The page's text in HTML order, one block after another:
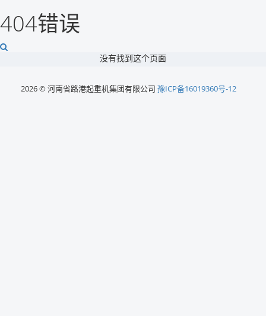
404错误
没有找到这个页面
2026 © 河南省路港起重机集团有限公司 豫ICP备16019360号-12